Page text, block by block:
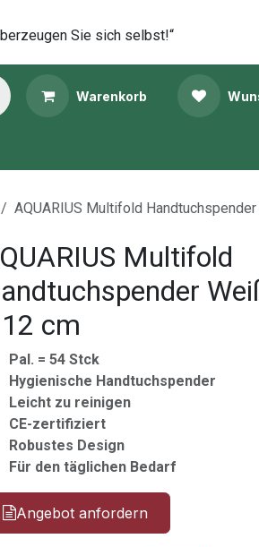
Sie sich selbst!“
Warenkorb
AQUARIUS Multifold
Multifold
cm
Pal. = 54 Stck
Hygienische Handtuchspender
Leicht zu reinigen
CE-zertifiziert
Robustes Design
Für den täglichen Bedarf
Angebot anfordern